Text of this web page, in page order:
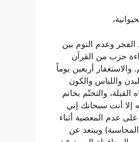
الفجر وعدم النوم بين
حزب من القرآن
أربعين يوماً
واللباس والكون
والتختّم بخاتم
إلا أنت سبحانك إني
عدم المعصية أثناء
ويبتعد عن